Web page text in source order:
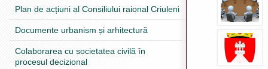
Plan de acțiuni al Consiliului raional Criuleni
Documente urbanism și arhitectură
Colaborarea cu societatea civilă în
procesul decizional